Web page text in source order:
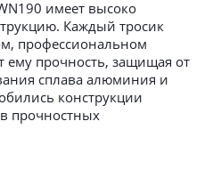
имеет высоко
Каждый тросик
профессиональном
ему прочность, защищая от
сплава алюминия и
конструкции
прочностных